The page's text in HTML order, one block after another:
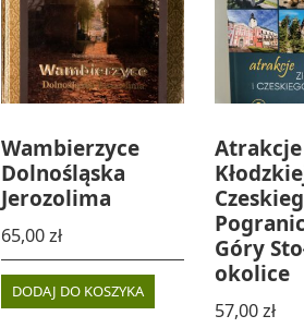
Wambierzyce
Dolnośląska
Jerozolima
65,00zł
DODAJ DO KOSZYKA
Góry
okolice
57,00zł